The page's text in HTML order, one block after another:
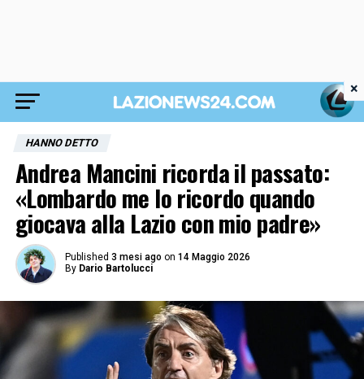
HANNO DETTO
Andrea Mancini ricorda il passato:
«Lombardo me lo ricordo quando
giocava alla Lazio con mio padre»
Published 3 mesi ago on 14 Maggio 2026
By Dario Bartolucci
×